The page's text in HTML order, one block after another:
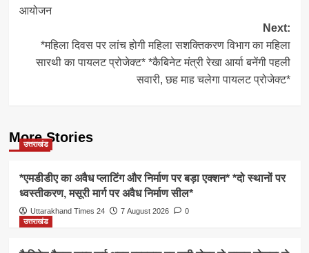
आयोजन
Next:
*महिला दिवस पर लांच होगी महिला सशक्तिकरण विभाग का महिला
सारथी का पायलट प्रोजेक्ट* *कैबिनेट मंत्री रेखा आर्या बनेंगी पहली
सवारी, छह माह चलेगा पायलट प्रोजेक्ट*
More Stories
उत्तराखंड
*एमडीडीए का अवैध प्लाटिंग और निर्माण पर बड़ा एक्शन* *दो स्थानों पर
ध्वस्तीकरण, मसूरी मार्ग पर अवैध निर्माण सील*
Uttarakhand Times 24 7 August 2026
0
उत्तराखंड